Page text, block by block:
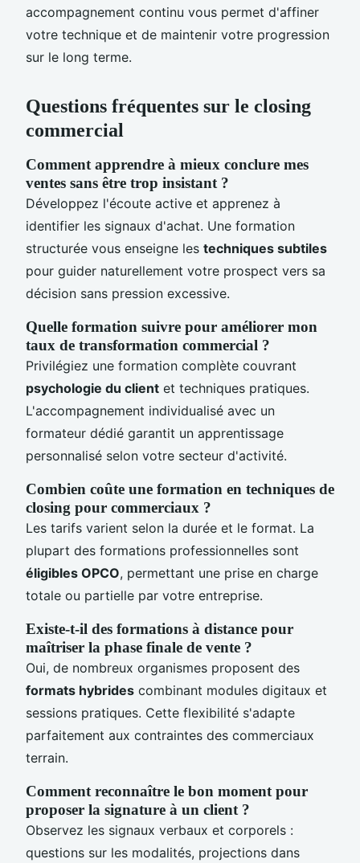
accompagnement continu vous permet d'affiner
votre technique et de maintenir votre progression
sur le long terme.
Questions fréquentes sur le closing
commercial
Comment apprendre à mieux conclure mes
ventes sans être trop insistant ?
Développez l'écoute active et apprenez à
identifier les signaux d'achat. Une formation
structurée vous enseigne les techniques subtiles
pour guider naturellement votre prospect vers sa
décision sans pression excessive.
Quelle formation suivre pour améliorer mon
taux de transformation commercial ?
Privilégiez une formation complète couvrant
psychologie du client et techniques pratiques.
L'accompagnement individualisé avec un
formateur dédié garantit un apprentissage
personnalisé selon votre secteur d'activité.
Combien coûte une formation en techniques de
closing pour commerciaux ?
Les tarifs varient selon la durée et le format. La
plupart des formations professionnelles sont
éligibles OPCO, permettant une prise en charge
totale ou partielle par votre entreprise.
Existe-t-il des formations à distance pour
maîtriser la phase finale de vente ?
Oui, de nombreux organismes proposent des
formats hybrides combinant modules digitaux et
sessions pratiques. Cette flexibilité s'adapte
parfaitement aux contraintes des commerciaux
terrain.
Comment reconnaître le bon moment pour
proposer la signature à un client ?
Observez les signaux verbaux et corporels :
questions sur les modalités, projections dans